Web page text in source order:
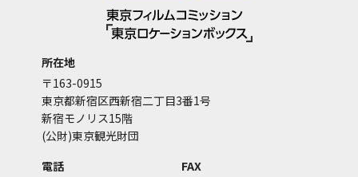
所在地
〒163-0915
東京都新宿区西新宿二丁目3番1号
新宿モノリス15階
(公財)東京観光財団
電話
FAX